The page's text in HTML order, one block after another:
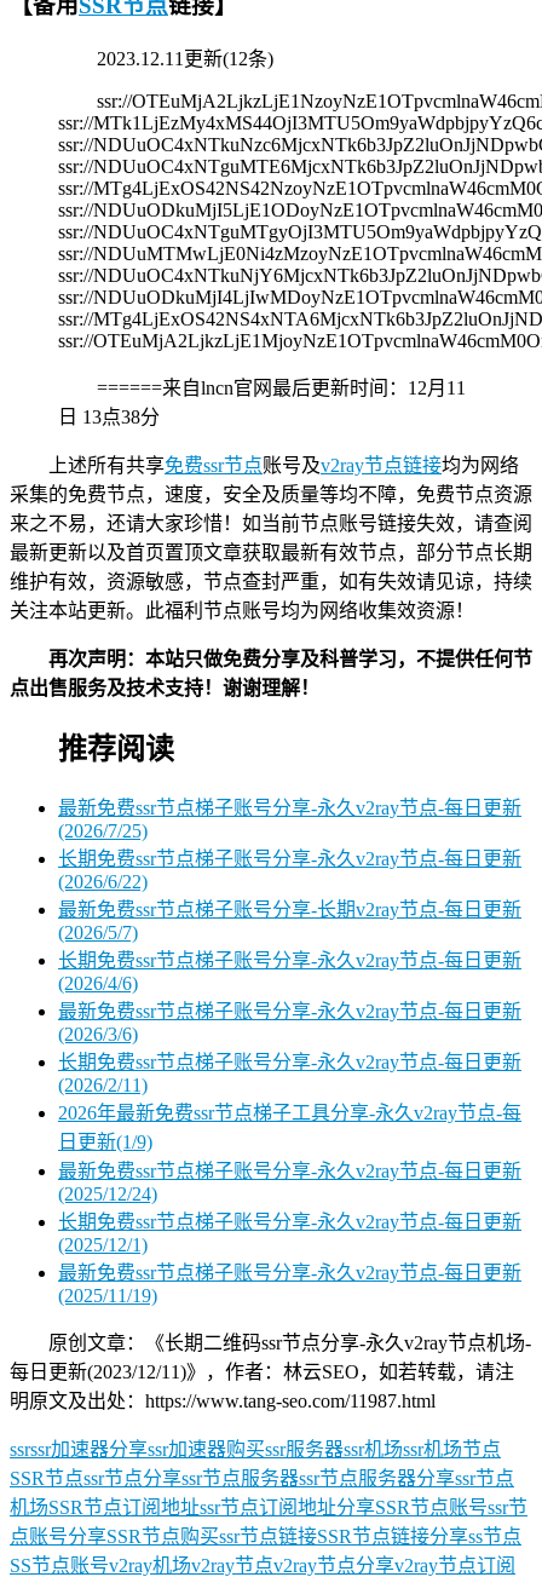
【备用SSR节点链接】
2023.12.11更新(12条)
ssr://
ssr://
ssr://
ssr://
ssr://
ssr://
ssr://
ssr://
ssr://
ssr://
ssr://
ssr://
======来自lncn官网最后更新时间： 12月11
日 13点38分
上述所有共享免费ssr节点账号及v2ray节点链接均为网络
采集的免费节点，速度，安全及质量等均不障，免费节点资源
来之不易，还请大家珍惜！如当前节点账号链接失效，请查阅
最新更新以及首页置顶文章获取最新有效节点，部分节点长期
维护有效，资源敏感，节点查封严重，如有失效请见谅，持续
关注本站更新。此福利节点账号均为网络收集效资源！
再次声明：本站只做免费分享及科普学习，不提供任何节
点出售服务及技术支持！谢谢理解！
推荐阅读
最新免费ssr节点梯子账号分享-永久v2ray节点-每日更新
(2026/7/25)
长期免费ssr节点梯子账号分享-永久v2ray节点-每日更新
(2026/6/22)
最新免费ssr节点梯子账号分享-长期v2ray节点-每日更新
(2026/5/7)
长期免费ssr节点梯子账号分享-永久v2ray节点-每日更新
(2026/4/6)
最新免费ssr节点梯子账号分享-永久v2ray节点-每日更新
(2026/3/6)
长期免费ssr节点梯子账号分享-永久v2ray节点-每日更新
(2026/2/11)
2026年最新免费ssr节点梯子工具分享-永久v2ray节点-每
日更新(1/9)
最新免费ssr节点梯子账号分享-永久v2ray节点-每日更新
(2025/12/24)
长期免费ssr节点梯子账号分享-永久v2ray节点-每日更新
(2025/12/1)
最新免费ssr节点梯子账号分享-永久v2ray节点-每日更新
(2025/11/19)
原创文章：《长期二维码ssr节点分享-永久v2ray节点机场-
每日更新(2023/12/11)》，作者：林云SEO，如若转载，请注
明原文及出处：https://www.tang-seo.com/11987.html
ssrssr加速器分享ssr加速器购买ssr服务器ssr机场ssr机场节点
SSR节点ssr节点分享ssr节点服务器ssr节点服务器分享ssr节点
机场SSR节点订阅地址ssr节点订阅地址分享SSR节点账号ssr节
点账号分享SSR节点购买ssr节点链接SSR节点链接分享ss节点
SS节点账号v2ray机场v2ray节点v2ray节点分享v2ray节点订阅